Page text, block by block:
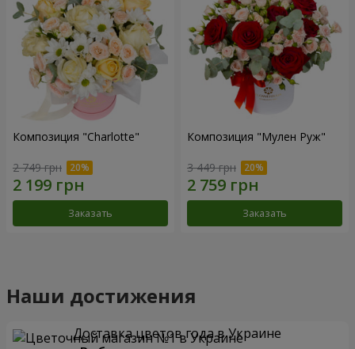
Композиция "Charlotte"
2 749 грн
Заказать
Композиция "Мулен Руж"
3 449 грн
Заказать
Наши достижения
Доставка цветов года в Украине